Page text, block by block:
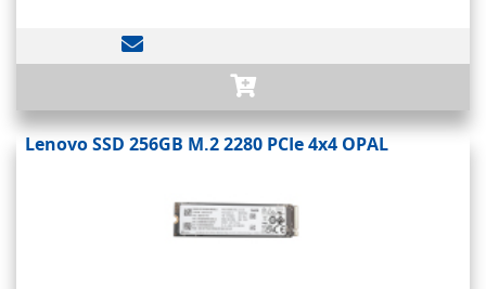
Lenovo SSD 256GB M.2 2280 PCIe 4x4 OPAL